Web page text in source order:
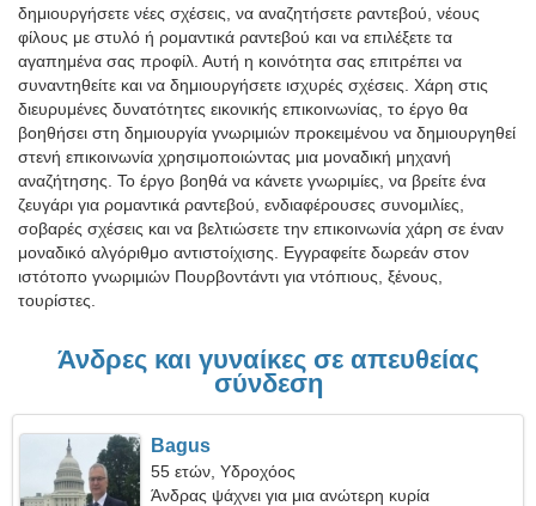
δημιουργήσετε νέες σχέσεις, να αναζητήσετε ραντεβού, νέους
φίλους με στυλό ή ρομαντικά ραντεβού και να επιλέξετε τα
αγαπημένα σας προφίλ. Αυτή η κοινότητα σας επιτρέπει να
συναντηθείτε και να δημιουργήσετε ισχυρές σχέσεις. Χάρη στις
διευρυμένες δυνατότητες εικονικής επικοινωνίας, το έργο θα
βοηθήσει στη δημιουργία γνωριμιών προκειμένου να δημιουργηθεί
στενή επικοινωνία χρησιμοποιώντας μια μοναδική μηχανή
αναζήτησης. Το έργο βοηθά να κάνετε γνωριμίες, να βρείτε ένα
ζευγάρι για ρομαντικά ραντεβού, ενδιαφέρουσες συνομιλίες,
σοβαρές σχέσεις και να βελτιώσετε την επικοινωνία χάρη σε έναν
μοναδικό αλγόριθμο αντιστοίχισης. Εγγραφείτε δωρεάν στον
ιστότοπο γνωριμιών Πουρβοντάντι για ντόπιους, ξένους,
τουρίστες.
Άνδρες και γυναίκες σε απευθείας
σύνδεση
Bagus
55 ετών, Υδροχόος
Άνδρας ψάχνει για μια ανώτερη κυρία